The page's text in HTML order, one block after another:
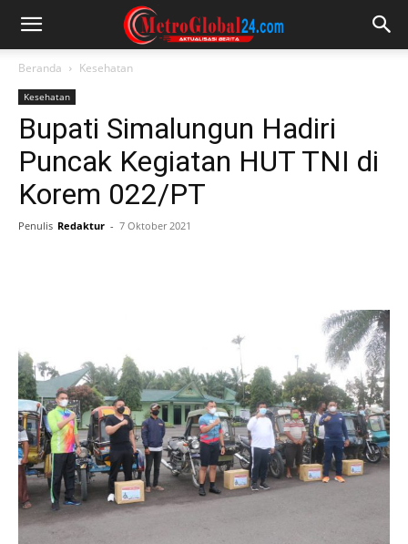
Beranda Kesehatan
Kesehatan
Bupati Simalungun Hadiri
Puncak Kegiatan HUT TNI di
Korem 022/PT
Penulis Redaktur - 7 Oktober 2021